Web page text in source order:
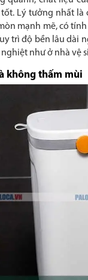
Lý tưởng nhất là
mạnh mẽ, có
trì độ bền lâu dài
như ở nhà vệ
không thấm mùi